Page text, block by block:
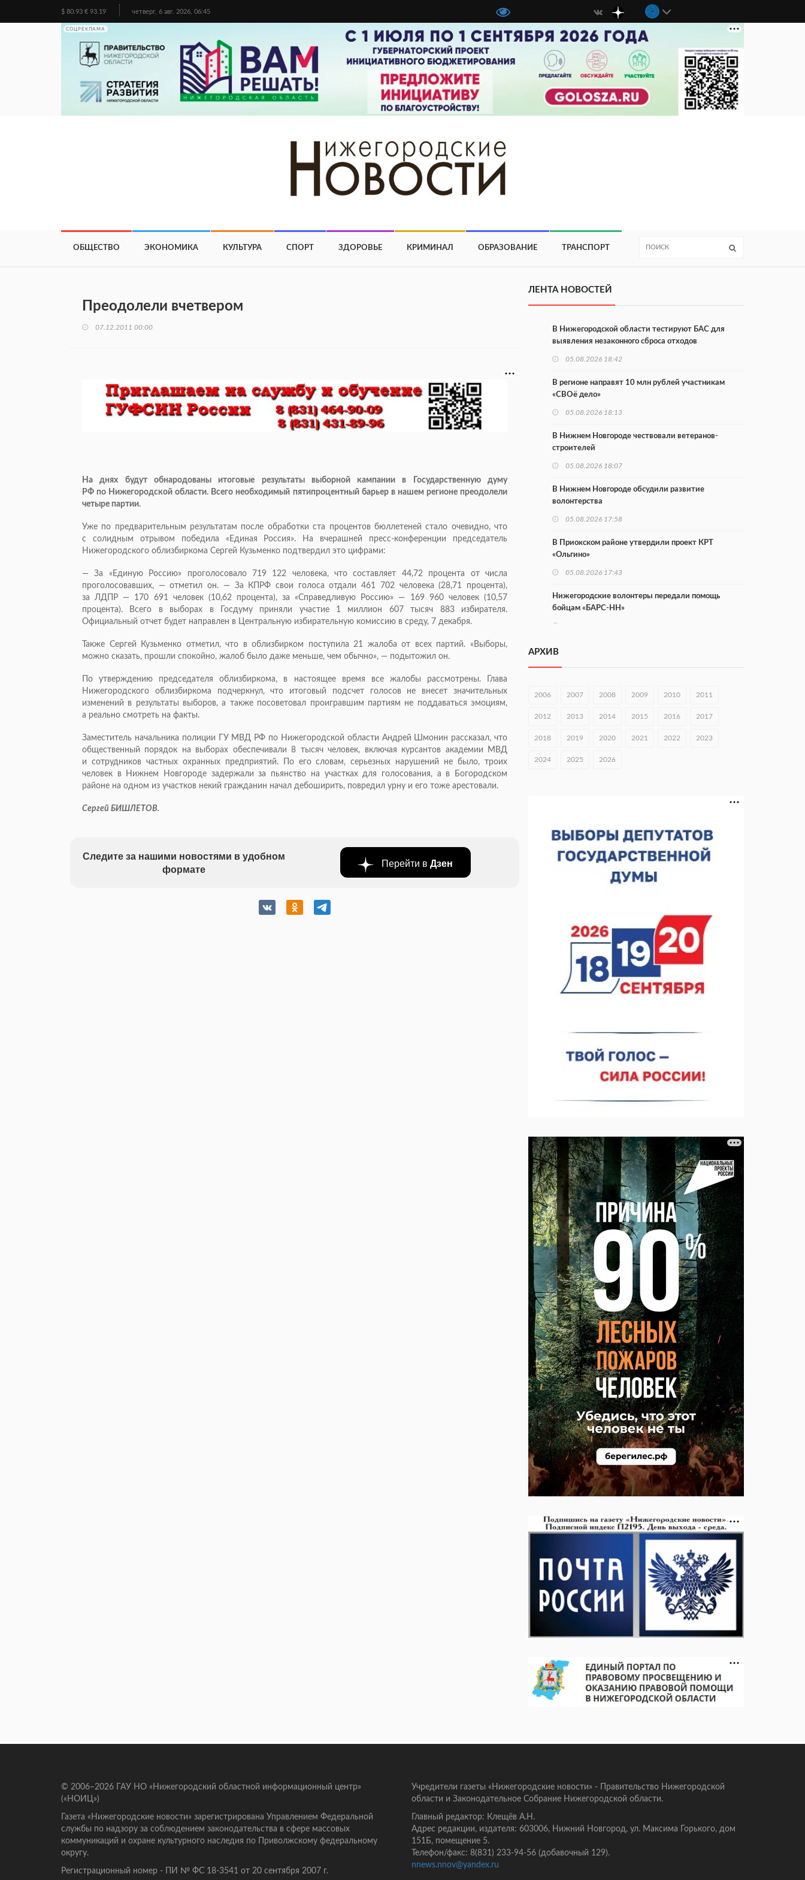
$ 80.93 € 93.19 четверг, 6 авг. 2026, 06:45
СОЦРЕКЛАМА
ОБЩЕСТВО ЭКОНОМИКА КУЛЬТУРА СПОРТ ЗДОРОВЬЕ КРИМИНАЛ ОБРАЗОВАНИЕ ТРАНСПОРТ
Преодолели вчетвером
07.12.2011 00:00
На днях будут обнародованы итоговые результаты выборной кампании в Государственную думу
РФ по Нижегородской области. Всего необходимый пятипроцентный барьер в нашем регионе преодолели
четыре партии.
Уже по предварительным результатам после обработки ста процентов бюллетеней стало очевидно, что
с солидным отрывом победила «Единая Россия». На вчерашней пресс-конференции председатель
Нижегородского облизбиркома Сергей Кузьменко подтвердил это цифрами:
— За «Единую Россию» проголосовало 719 122 человека, что составляет 44,72 процента от числа
проголосовавших, — отметил он. — За КПРФ свои голоса отдали 461 702 человека (28,71 процента),
за ЛДПР — 170 691 человек (10,62 процента), за «Справедливую Россию» — 169 960 человек (10,57
процента). Всего в выборах в Госдуму приняли участие 1 миллион 607 тысяч 883 избирателя.
Официальный отчет будет направлен в Центральную избирательную комиссию в среду, 7 декабря.
Также Сергей Кузьменко отметил, что в облизбирком поступила 21 жалоба от всех партий. «Выборы,
можно сказать, прошли спокойно, жалоб было даже меньше, чем обычно», — подытожил он.
По утверждению председателя облизбиркома, в настоящее время все жалобы рассмотрены. Глава
Нижегородского облизбиркома подчеркнул, что итоговый подсчет голосов не внесет значительных
изменений в результаты выборов, а также посоветовал проигравшим партиям не поддаваться эмоциям,
а реально смотреть на факты.
Заместитель начальника полиции ГУ МВД РФ по Нижегородской области Андрей Шмонин рассказал, что
общественный порядок на выборах обеспечивали 8 тысяч человек, включая курсантов академии МВД
и сотрудников частных охранных предприятий. По его словам, серьезных нарушений не было, троих
человек в Нижнем Новгороде задержали за пьянство на участках для голосования, а в Богородском
районе на одном из участков некий гражданин начал дебоширить, повредил урну и его тоже арестовали.
Сергей БИШЛЕТОВ.
Следите за нашими новостями в удобном
формате
Перейти в Дзен
ЛЕНТА НОВОСТЕЙ
В Нижегородской области тестируют БАС для
выявления незаконного сброса отходов
05.08.2026 18:42
В регионе направят 10 млн рублей участникам
«СВОё дело»
05.08.2026 18:13
В Нижнем Новгороде чествовали ветеранов-
строителей
05.08.2026 18:07
В Нижнем Новгороде обсудили развитие
волонтерства
05.08.2026 17:58
В Приокском районе утвердили проект КРТ
«Ольгино»
05.08.2026 17:43
Нижегородские волонтеры передали помощь
бойцам «БАРС-НН»
Центр «Долголетие по-нижегородски» проведет 50
правительстве региона
16 нижегородцев победили в конкурсе «Большая
05.08.2026 15:23
В Нижнем Новгороде подвели итоги отбора на
фестиваль «Музыка балконов»
05.08.2026 14:04
05.08.2026 12:31
В «Заповедных кварталах» отметят 120-летие
усадьбы Гусевых
05.08.2026 11:28
АРХИВ
2006 2007 2008 2009 2010 2011
2012 2013 2014 2015 2016 2017
2018 2019 2020 2021 2022 2023
2024 2025 2026
© 2006–2026 ГАУ НО «Нижегородский областной информационный центр»
(«НОИЦ»)
Газета «Нижегородские новости» зарегистрирована Управлением Федеральной
службы по надзору за соблюдением законодательства в сфере массовых
коммуникаций и охране культурного наследия по Приволжскому федеральному
округу.
Регистрационный номер - ПИ № ФС 18-3541 от 20 сентября 2007 г.
Учредители газеты «Нижегородские новости» - Правительство Нижегородской
области и Законодательное Собрание Нижегородской области.
Главный редактор: Клещёв А.Н.
Адрес редакции, издателя: 603006, Нижний Новгород, ул. Максима Горького, дом
151Б, помещение 5.
Телефон/факс: 8(831) 233-94-56 (добавочный 129).
nnews.nnov@yandex.ru